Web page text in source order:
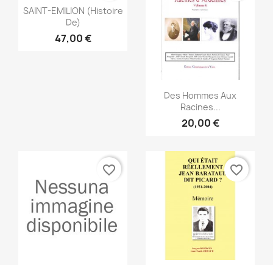
Anteprima
SAINT-EMILION (Histoire
De)
47,00 €
 Anteprima
Des Hommes Aux
Racines...
20,00 €
favorite_border favorite_border